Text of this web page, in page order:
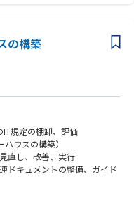
の技術を保有していますが、
築する技術について強化が必
システム全体を構想し開発
な技術課題解決をリードい
強化を進め、競争優位の基盤
向、競合の状況、パートナと
マネジメントグループでの議
を期待しています。
来の技術戦略の策定をして
げ、将来の展開を楽しみなが
の構築
IT規定の棚卸、評価
ウスの構築）
直し、改善、実行
ドキュメントの整備、ガイド
体制との連携
を検討する。またそれらをI